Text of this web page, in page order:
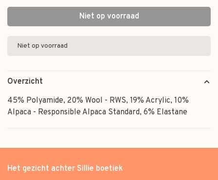
Niet op voorraad
Niet op voorraad
Overzicht
45% Polyamide, 20% Wool - RWS, 19% Acrylic, 10%
Alpaca - Responsible Alpaca Standard, 6% Elastane
Het gezicht achter Sillie boetiek